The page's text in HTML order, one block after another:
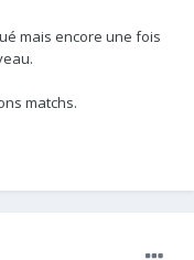
mais encore une fois
matchs.